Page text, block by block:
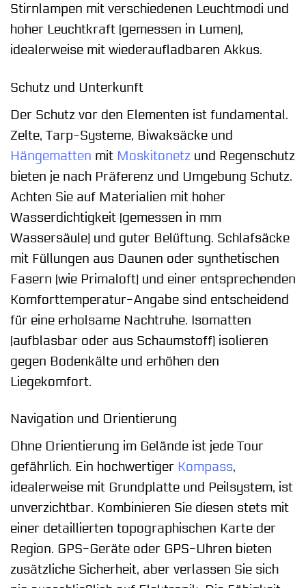
Stirnlampen mit verschiedenen Leuchtmodi und
hoher Leuchtkraft (gemessen in Lumen),
idealerweise mit wiederaufladbaren Akkus.
Schutz und Unterkunft
Der Schutz vor den Elementen ist fundamental.
Zelte, Tarp-Systeme, Biwaksäcke und
Hängematten mit Moskitonetz und Regenschutz
bieten je nach Präferenz und Umgebung Schutz.
Achten Sie auf Materialien mit hoher
Wasserdichtigkeit (gemessen in mm
Wassersäule) und guter Belüftung. Schlafsäcke
mit Füllungen aus Daunen oder synthetischen
Fasern (wie Primaloft) und einer entsprechenden
Komforttemperatur-Angabe sind entscheidend
für eine erholsame Nachtruhe. Isomatten
(aufblasbar oder aus Schaumstoff) isolieren
gegen Bodenkälte und erhöhen den
Liegekomfort.
Navigation und Orientierung
Ohne Orientierung im Gelände ist jede Tour
gefährlich. Ein hochwertiger Kompass,
idealerweise mit Grundplatte und Peilsystem, ist
unverzichtbar. Kombinieren Sie diesen stets mit
einer detaillierten topographischen Karte der
Region. GPS-Geräte oder GPS-Uhren bieten
zusätzliche Sicherheit, aber verlassen Sie sich